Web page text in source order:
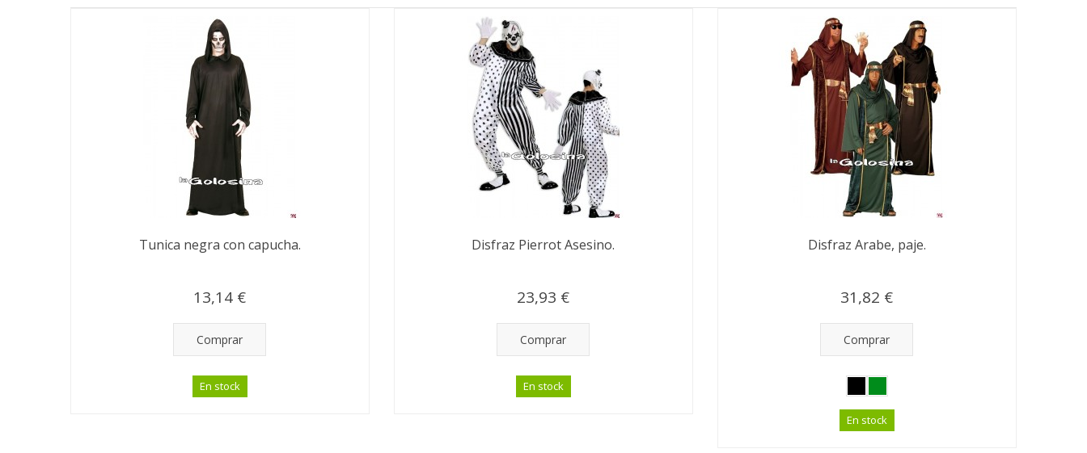
Tunica negra con capucha.
13,14 €
Comprar
En stock
Disfraz Pierrot Asesino.
23,93 €
Comprar
En stock
Disfraz Arabe, paje.
31,82 €
Comprar
En stock